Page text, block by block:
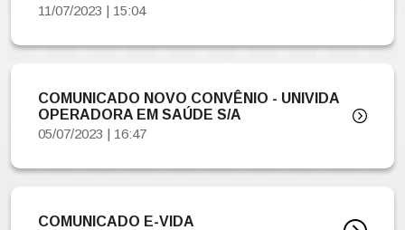
11/07/2023 | 15:04
COMUNICADO NOVO CONVÊNIO - UNIVIDA
OPERADORA EM SAÚDE S/A
05/07/2023 | 16:47
COMUNICADO E-VIDA